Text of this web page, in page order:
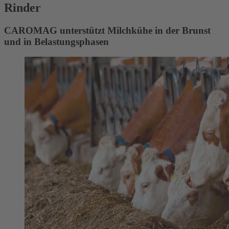
Rinder
CAROMAG unterstützt Milchkühe in der Brunst
und in Belastungsphasen